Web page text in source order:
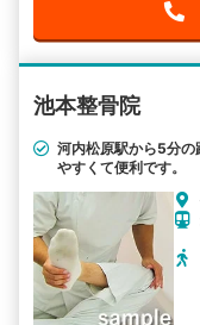
池本整骨院
河内松原駅から5分の
やすくて便利です。